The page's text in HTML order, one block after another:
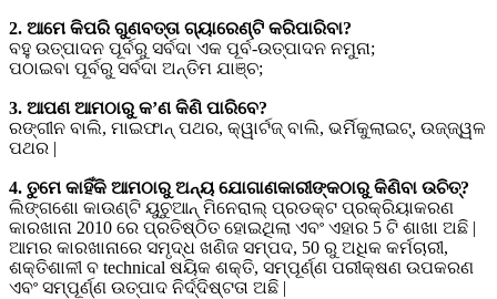
2. ଆମେ କିପରି ଗୁଣବତ୍ତା ଗ୍ୟାରେଣ୍ଟି କରିପାରିବା?
ବହୁ ଉତ୍ପାଦନ ପୂର୍ବରୁ ସର୍ବଦା ଏକ ପୂର୍ବ-ଉତ୍ପାଦନ ନମୁନା;
ପଠାଇବା ପୂର୍ବରୁ ସର୍ବଦା ଅନ୍ତିମ ଯାଞ୍ଚ;
3. ଆପଣ ଆମଠାରୁ କ’ଣ କିଣି ପାରିବେ?
ରଙ୍ଗୀନ ବାଲି, ମାଇଫାନ୍ ପଥର, କ୍ୱାର୍ଟଜ୍ ବାଲି, ଭର୍ମିକୁଲାଇଟ୍, ଉଜ୍ଜ୍ୱଳ
ପଥର |
4. ତୁମେ କାହିଁକି ଆମଠାରୁ ଅନ୍ୟ ଯୋଗାଣକାରୀଙ୍କଠାରୁ କିଣିବା ଉଚିତ୍?
ଲିଙ୍ଗଶୋ କାଉଣ୍ଟି ୟୁଚୁଆନ୍ ମିନେରାଲ୍ ପ୍ରଡକ୍ଟ ପ୍ରକ୍ରିୟାକରଣ
କାରଖାନା 2010 ରେ ପ୍ରତିଷ୍ଠିତ ହୋଇଥିଲା ଏବଂ ଏହାର 5 ଟି ଶାଖା ଅଛି |
ଆମର କାରଖାନାରେ ସମୃଦ୍ଧ ଖଣିଜ ସମ୍ପଦ, 50 ରୁ ଅଧିକ କର୍ମଚାରୀ,
ଶକ୍ତିଶାଳୀ ବ technical ଷୟିକ ଶକ୍ତି, ସମ୍ପୂର୍ଣ୍ଣ ପରୀକ୍ଷଣ ଉପକରଣ
ଏବଂ ସମ୍ପୂର୍ଣ୍ଣ ଉତ୍ପାଦ ନିର୍ଦ୍ଦିଷ୍ଟତା ଅଛି |